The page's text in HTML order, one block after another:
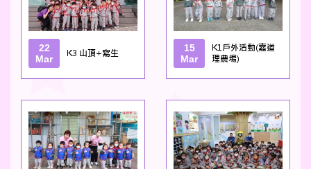
22
Mar
K3 山頂+寫生
15
Mar
K1戶外活動(嘉道
理農場)